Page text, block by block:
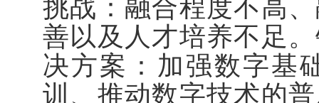
挑战：融合程度不高
善以及人才培养不足
决方案：加强数字基
训、推动数字技术的